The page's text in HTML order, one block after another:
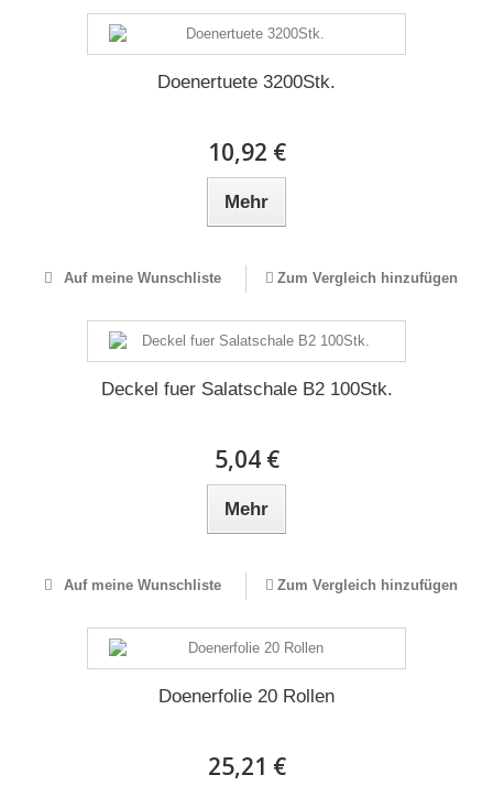
Doenertuete 3200Stk.
10,92 €
Mehr
Auf meine Wunschliste Zum Vergleich hinzufügen
Deckel fuer Salatschale B2 100Stk.
5,04 €
Mehr
Auf meine Wunschliste Zum Vergleich hinzufügen
Doenerfolie 20 Rollen
25,21 €